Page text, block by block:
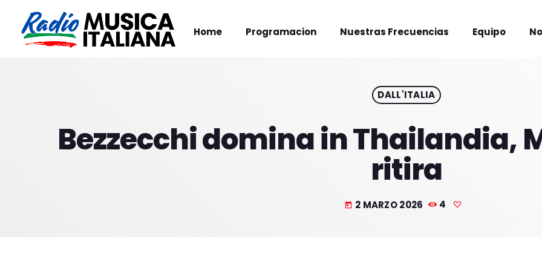
Home Programacion Nuestras Frecuencias Equipo
DALL'ITALIA
Bezzecchi domina in Thailandia,
ritira
today 2 MARZO 2026 4